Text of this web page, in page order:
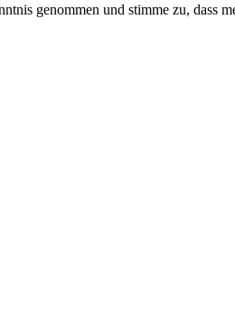
genommen und stimme zu, dass